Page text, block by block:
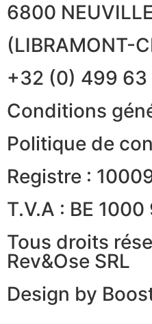
6800
(LIBRAMONT-
+32 (0) 499 63
Conditions
Politique de
Registre :
T.V.A : BE 1000
Tous droits
Rev&Ose SRL
Design by